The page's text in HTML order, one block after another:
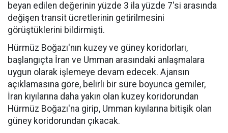
beyan edilen değerinin yüzde 3 ila yüzde 7'si arasında
değişen transit ücretlerinin getirilmesini
görüştüklerini bildirmişti.
Hürmüz Boğazı'nın kuzey ve güney koridorları,
başlangıçta İran ve Umman arasındaki anlaşmalara
uygun olarak işlemeye devam edecek. Ajansın
açıklamasına göre, belirli bir süre boyunca gemiler,
İran kıyılarına daha yakın olan kuzey koridorundan
Hürmüz Boğazı'na girip, Umman kıyılarına bitişik olan
güney koridorundan çıkacak.